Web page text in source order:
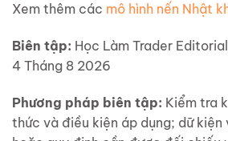
Xem thêm các mô hình nến Nhật
Biên tập: Học Làm Trader Editorial
4 Tháng 8 2026
Phương pháp biên tập: Kiểm tra
thức và điều kiện áp dụng; dữ kiện